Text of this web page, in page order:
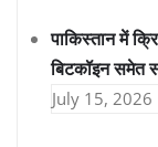
पाकिस्तान में
बिटकॉइन समेत
July 15, 2026